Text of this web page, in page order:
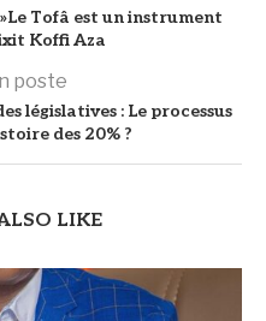
Tofâ est un instrument
Koffi Aza
poste
législatives : Le processus
des 20% ?
LIKE